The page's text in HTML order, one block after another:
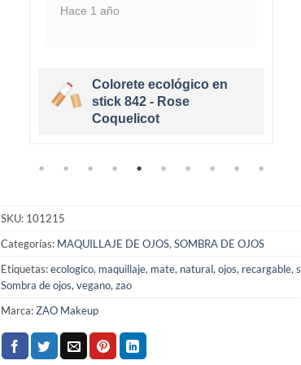
Hace 1 año
Colorete ecológico en
stick 842 - Rose
Coquelicot
SKU: 101215
Categorías: MAQUILLAJE DE OJOS, SOMBRA DE OJOS
Etiquetas:ecologico, maquillaje, mate, natural, ojos, recargable,
Sombra de ojos, vegano, zao
Marca:ZAO Makeup